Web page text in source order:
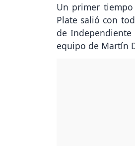
Un primer
Plate salió con
de
equipo de Martín